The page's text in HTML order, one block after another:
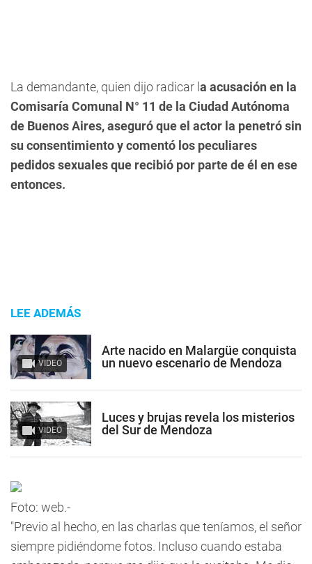
La demandante, quien dijo radicar l a acusación en la
Comisaría Comunal N° 11 de la Ciudad Autónoma
de Buenos Aires, aseguró que el actor la penetró sin
su consentimiento y comentó los peculiares
pedidos sexuales que recibió por parte de él en ese
entonces.
LEE ADEMÁS
VIDEO
Arte nacido en Malargüe conquista
un nuevo escenario de Mendoza
VIDEO
Luces y brujas revela los misterios
del Sur de Mendoza
Foto: web.-
"Previo al hecho, en las charlas que teníamos, el señor
siempre pidiéndome fotos. Incluso cuando estaba